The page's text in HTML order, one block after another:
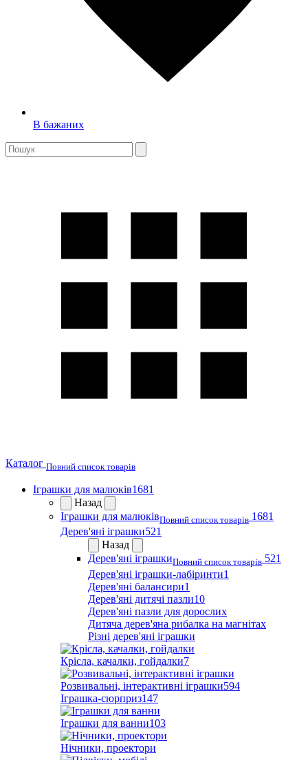
В бажаних
Каталог Повний список товарів
Іграшки для малюків1681
Назад
Іграшки для малюківПовний список товарів 1681
Дерев'яні іграшки521
Назад
Дерев'яні іграшкиПовний список товарів 521
Дерев'яні іграшки-лабіринти1
Дерев'яні балансири1
Дерев'яні дитячі пазли10
Дерев'яні пазли для дорослих
Дитяча дерев'яна рибалка на магнітах
Різні дерев'яні іграшки
Крісла, качалки, гойдалки7
Розвивальні, інтерактивні іграшки594
Іграшка-сюрприз147
Іграшки для ванни103
Нічники, проектори